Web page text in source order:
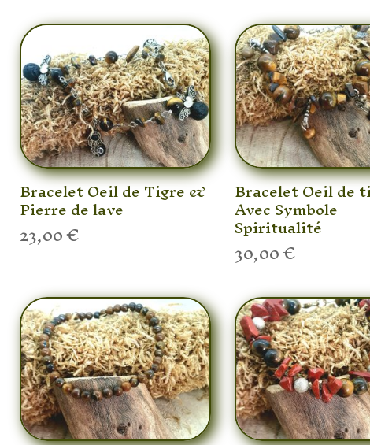
Bracelet Oeil de Tigre &
Pierre de lave
23,00€
Bracelet Oeil de
Avec Symbole
Spiritualité
30,00€